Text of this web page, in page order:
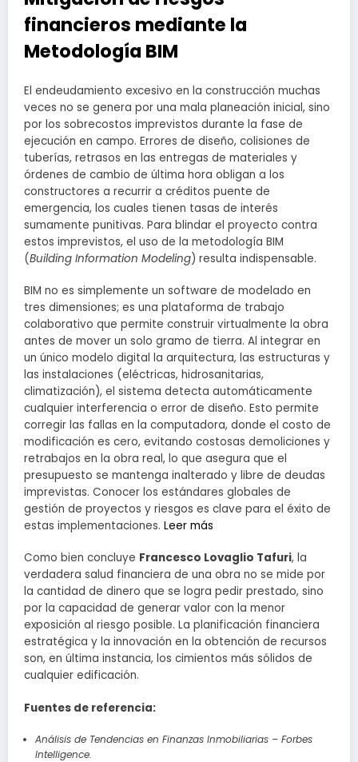
financieros mediante la
Metodología BIM
El endeudamiento excesivo en la construcción muchas
veces no se genera por una mala planeación inicial, sino
por los sobrecostos imprevistos durante la fase de
ejecución en campo. Errores de diseño, colisiones de
tuberías, retrasos en las entregas de materiales y
órdenes de cambio de última hora obligan a los
constructores a recurrir a créditos puente de
emergencia, los cuales tienen tasas de interés
sumamente punitivas. Para blindar el proyecto contra
estos imprevistos, el uso de la metodología BIM
(Building Information Modeling) resulta indispensable.
BIM no es simplemente un software de modelado en
tres dimensiones; es una plataforma de trabajo
colaborativo que permite construir virtualmente la obra
antes de mover un solo gramo de tierra. Al integrar en
un único modelo digital la arquitectura, las estructuras y
las instalaciones (eléctricas, hidrosanitarias,
climatización), el sistema detecta automáticamente
cualquier interferencia o error de diseño. Esto permite
corregir las fallas en la computadora, donde el costo de
modificación es cero, evitando costosas demoliciones y
retrabajos en la obra real, lo que asegura que el
presupuesto se mantenga inalterado y libre de deudas
imprevistas. Conocer los estándares globales de
gestión de proyectos y riesgos es clave para el éxito de
estas implementaciones. Leer más
Como bien concluye Francesco Lovaglio Tafuri, la
verdadera salud financiera de una obra no se mide por
la cantidad de dinero que se logra pedir prestado, sino
por la capacidad de generar valor con la menor
exposición al riesgo posible. La planificación financiera
estratégica y la innovación en la obtención de recursos
son, en última instancia, los cimientos más sólidos de
cualquier edificación.
Fuentes de referencia:
Análisis de Tendencias en Finanzas Inmobiliarias – Forbes
Intelligence.